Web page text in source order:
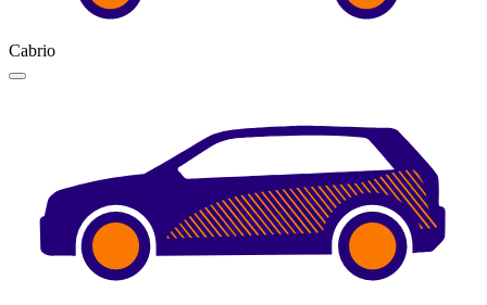
Cabrio